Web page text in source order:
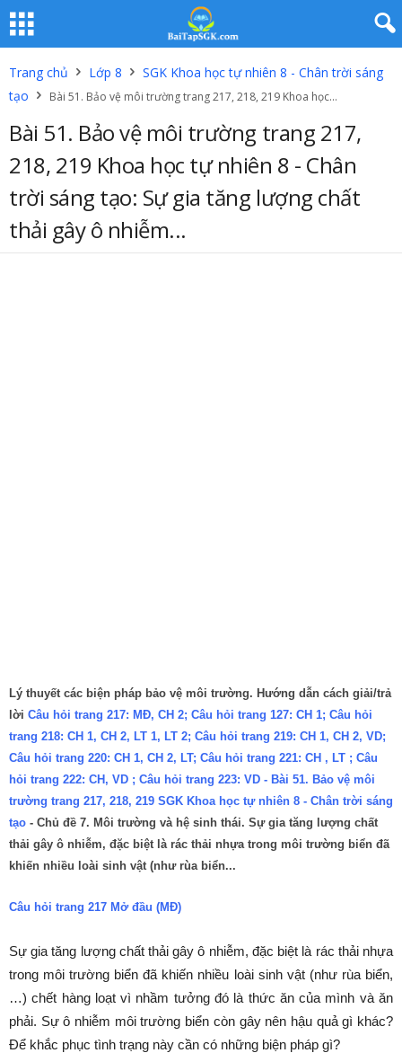
Trang chủ Lớp 8
SGK Khoa học tự nhiên 8 - Chân trời sáng
tạo
Bài 51. Bảo vệ môi trường trang 217, 218, 219 Khoa học...
Bài 51. Bảo vệ môi trường trang 217,
218, 219 Khoa học tự nhiên 8 - Chân
trời sáng tạo: Sự gia tăng lượng chất
thải gây ô nhiễm...
Lý thuyết các biện pháp bảo vệ môi trường. Hướng dẫn cách giải/trả
lời Câu hỏi trang 217: MĐ, CH 2; Câu hỏi trang 127: CH 1; Câu hỏi
trang 218: CH 1, CH 2, LT 1, LT 2; Câu hỏi trang 219: CH 1, CH 2, VD;
Câu hỏi trang 220: CH 1, CH 2, LT; Câu hỏi trang 221: CH , LT ; Câu
hỏi trang 222: CH, VD ; Câu hỏi trang 223: VD - Bài 51. Bảo vệ môi
trường trang 217, 218, 219 SGK Khoa học tự nhiên 8 - Chân trời sáng
tạo - Chủ đề 7. Môi trường và hệ sinh thái. Sự gia tăng lượng chất
thải gây ô nhiễm, đặc biệt là rác thải nhựa trong môi trường biển đã
khiến nhiều loài sinh vật (như rùa biển...
Câu hỏi trang 217 Mở đầu (MĐ)
Sự gia tăng lượng chất thải gây ô nhiễm, đặc biệt là rác thải nhựa
trong môi trường biển đã khiến nhiều loài sinh vật (như rùa biển,
…) chết hàng loạt vì nhầm tưởng đó là thức ăn của mình và ăn
phải. Sự ô nhiễm môi trường biển còn gây nên hậu quả gì khác?
Để khắc phục tình trạng này cần có những biện pháp gì?